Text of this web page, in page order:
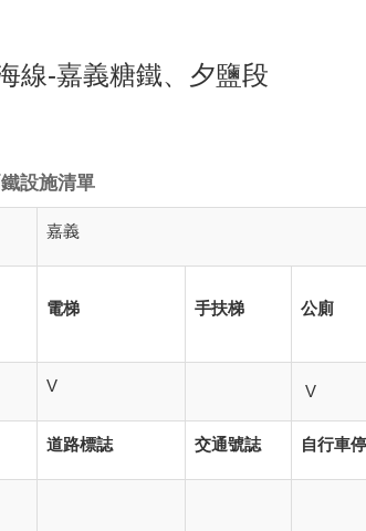
線-嘉義糖鐵、夕鹽段
設施清單
嘉義
電梯 手扶梯 公廁
V V
道路標誌 交通號誌 自行車